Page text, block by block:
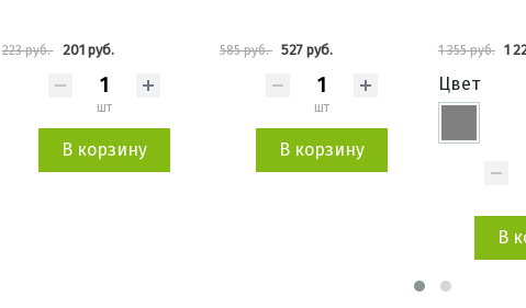
585 руб. 527 руб.
шт
В корзину
1 355 руб. 1 220 руб. 655 руб.